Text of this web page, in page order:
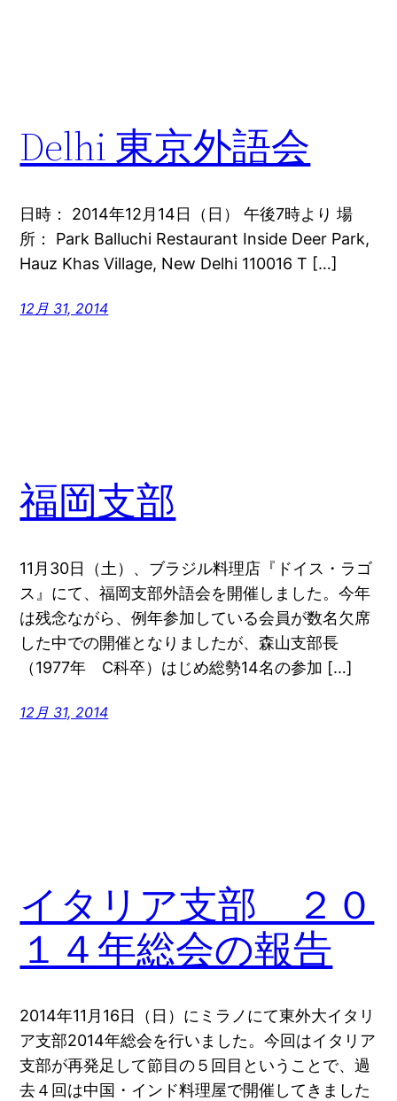
Delhi 東京外語会
日時： 2014年12月14日（日） 午後7時より 場
所： Park Balluchi Restaurant Inside Deer Park,
Hauz Khas Village, New Delhi 110016 T […]
12月 31, 2014
福岡支部
11月30日（土）、ブラジル料理店『ドイス・ラゴ
ス』にて、福岡支部外語会を開催しました。今年
は残念ながら、例年参加している会員が数名欠席
した中での開催となりましたが、森山支部長
（1977年 C科卒）はじめ総勢14名の参加 […]
12月 31, 2014
イタリア支部 ２０
１４年総会の報告
2014年11月16日（日）にミラノにて東外大イタリ
ア支部2014年総会を行いました。今回はイタリア
支部が再発足して節目の５回目ということで、過
去４回は中国・インド料理屋で開催してきました